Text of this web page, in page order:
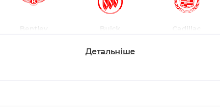
Bentley Buick Cadillac
Детальніше